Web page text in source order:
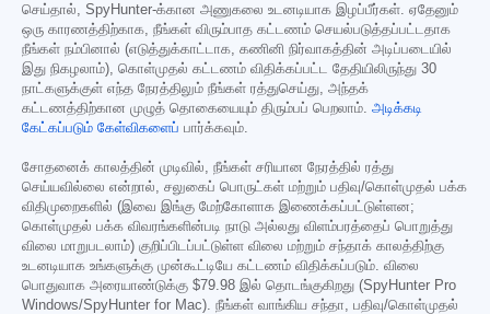
செய்தால், SpyHunter-க்கான அணுகலை உடனடியாக இழப்பீர்கள். ஏதேனும்
ஒரு காரணத்திற்காக, நீங்கள் விரும்பாத கட்டணம் செயல்படுத்தப்பட்டதாக
நீங்கள் நம்பினால் (எடுத்துக்காட்டாக, கணினி நிர்வாகத்தின் அடிப்படையில்
இது நிகழலாம்), கொள்முதல் கட்டணம் விதிக்கப்பட்ட தேதியிலிருந்து 30
நாட்களுக்குள் எந்த நேரத்திலும் நீங்கள் ரத்துசெய்து, அந்தக்
கட்டணத்திற்கான முழுத் தொகையையும் திரும்பப் பெறலாம். அடிக்கடி
கேட்கப்படும் கேள்விகளைப் பார்க்கவும்.
சோதனைக் காலத்தின் முடிவில், நீங்கள் சரியான நேரத்தில் ரத்து
செய்யவில்லை என்றால், சலுகைப் பொருட்கள் மற்றும் பதிவு/கொள்முதல் பக்க
விதிமுறைகளில் (இவை இங்கு மேற்கோளாக இணைக்கப்பட்டுள்ளன;
கொள்முதல் பக்க விவரங்களின்படி நாடு அல்லது விளம்பரத்தைப் பொறுத்து
விலை மாறுபடலாம்) குறிப்பிடப்பட்டுள்ள விலை மற்றும் சந்தாக் காலத்திற்கு
உடனடியாக உங்களுக்கு முன்கூட்டியே கட்டணம் விதிக்கப்படும். விலை
பொதுவாக அரையாண்டுக்கு $79.98 இல் தொடங்குகிறது (SpyHunter Pro
Windows/SpyHunter for Mac). நீங்கள் வாங்கிய சந்தா, பதிவு/கொள்முதல்